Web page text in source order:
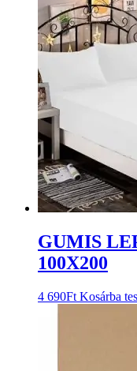
GUMIS
100X200
4 690Ft Kosárba